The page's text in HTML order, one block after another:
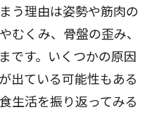
う理由は姿勢や筋肉の
むくみ、骨盤の歪み、
です。いくつかの原因
出ている可能性もある
生活を振り返ってみる